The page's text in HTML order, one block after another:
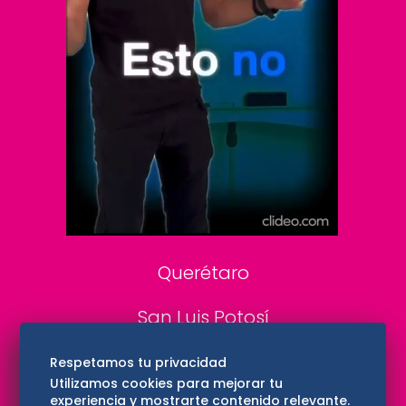
Clase
De 10 sports
DeDinero
Confabulario
Aviso Oportuno
Consultas
Querétaro
San Luis Potosí
Edomex
Respetamos tu privacidad
Utilizamos cookies para mejorar tu
experiencia y mostrarte contenido relevante.